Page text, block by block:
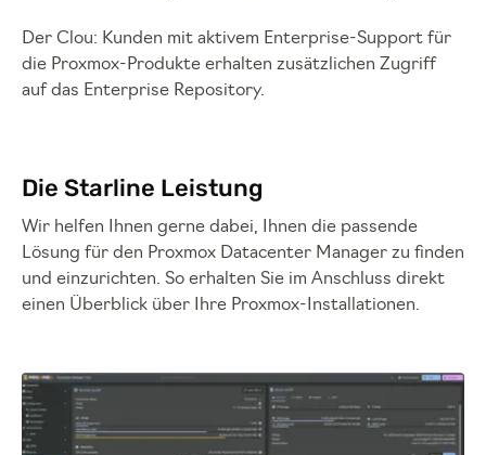
Der Clou: Kunden mit aktivem Enterprise-Support für
die Proxmox-Produkte erhalten zusätzlichen Zugriff
auf das Enterprise Repository.
Die Starline Leistung
Wir helfen Ihnen gerne dabei, Ihnen die passende
Lösung für den Proxmox Datacenter Manager zu finden
und einzurichten. So erhalten Sie im Anschluss direkt
einen Überblick über Ihre Proxmox-Installationen.